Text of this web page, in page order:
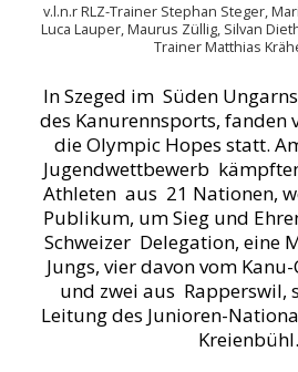
v.l.n.r RLZ-Trainer Stephan Steger,
Luca Lauper, Maurus Züllig, Silvan
Trainer Matthias
In Szeged im Süden
des Kanurennsports, fanden
die Olympic Hopes statt.
Jugendwettbewerb
Athleten aus 21 Nationen,
Publikum, um Sieg und
Schweizer Delegation, eine
Jungs, vier davon vom
und zwei aus Rapperswil,
Leitung des Junioren-
Kreienbühl.